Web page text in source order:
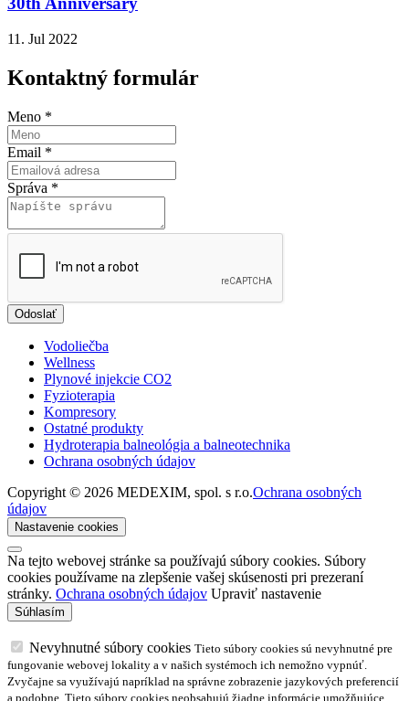
11. Jul 2022
Kontaktný formulár
Meno *
Email *
Správa *
Odoslať
Vodoliečba
Wellness
Plynové injekcie CO2
Fyzioterapia
Kompresory
Ostatné produkty
Hydroterapia balneológia a balneotechnika
Ochrana osobných údajov
Copyright © 2026 MEDEXIM, spol. s r.o.Ochrana osobných
údajov
Nastavenie cookies
Na tejto webovej stránke sa používajú súbory cookies. Súbory
cookies používame na zlepšenie vašej skúsenosti pri prezeraní
stránky. Ochrana osobných údajov Upraviť nastavenie
Nevyhnutné súbory cookies Tieto súbory cookies sú nevyhnutné pre
fungovanie webovej lokality a v našich systémoch ich nemožno vypnúť.
Zvyčajne sa využívajú napríklad na správne zobrazenie jazykových preferencií
a podobne. Tieto súbory cookies neobsahujú žiadne informácie umožňujúce